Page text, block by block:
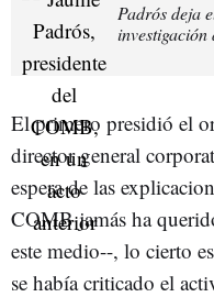
Padrós deja
El primero presidió el
director general
espera de las
COMB jamás ha
este medio--, lo cierto
se había criticado el